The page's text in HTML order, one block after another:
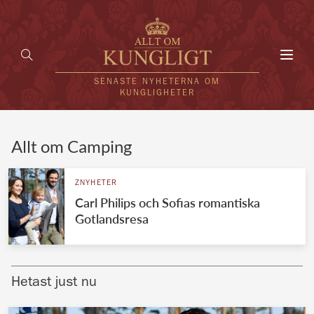
SENASTE NYHETERNA OM
KUNGLIGHETER
UTLÄNDSKT
VÄRLDENS KUNGAHUS
Brittiska kungahuset
Allt om Camping
ZNYHETER
Carl Philips och Sofias romantiska
Gotlandsresa
Hetast just nu